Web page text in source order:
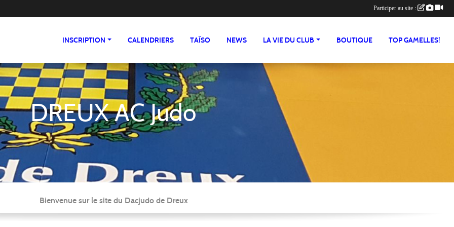
INSCRIPTION CALENDRIERS TAÏSO NEWS LA VIE DU CLUB BOUTIQUE TOP GAMELLES!
DREUX AC Judo
Bienvenue sur le site du Dacjudo de Dreux
Participer au site :